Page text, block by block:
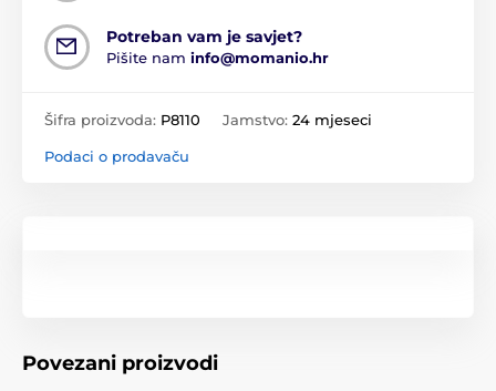
Potreban vam je savjet?
Pišite nam info@momanio.hr
Šifra proizvoda: P8110 Jamstvo: 24 mjeseci
Podaci o prodavaču
Povezani proizvodi